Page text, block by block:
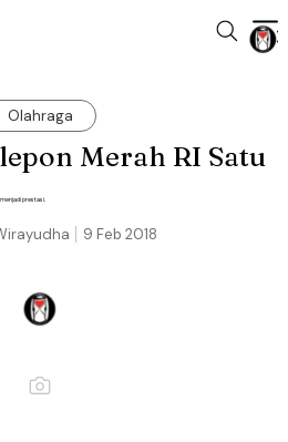
Olahraga
Merah RI Satu
prestasi.
9 Feb 2018